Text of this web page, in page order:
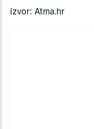
Izvor: Atma.hr